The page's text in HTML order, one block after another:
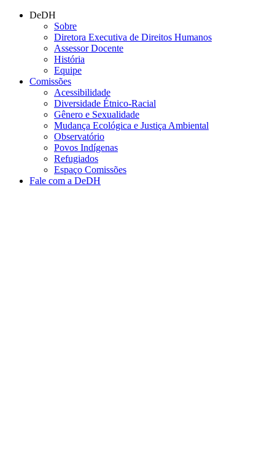
Conteúdo principal
DeDH
Sobre
Diretora Executiva de Direitos Humanos
Assessor Docente
História
Equipe
Comissões
Acessibilidade
Diversidade Étnico-Racial
Gênero e Sexualidade
Mudança Ecológica e Justiça Ambiental
Observatório
Povos Indígenas
Refugiados
Espaço Comissões
Fale com a DeDH